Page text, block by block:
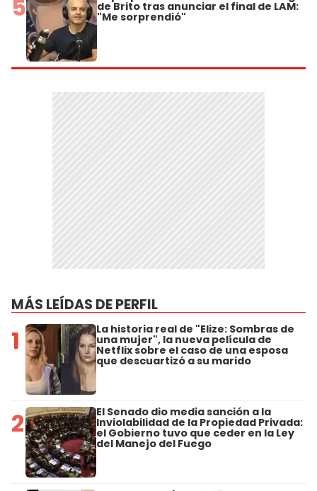
5 de Brito tras anunciar el final de LAM:
"Me sorprendió"
MÁS LEÍDAS DE PERFIL
1 La historia real de "Elize: Sombras de
una mujer", la nueva película de
Netflix sobre el caso de una esposa
que descuartizó a su marido
2 El Senado dio media sanción a la
Inviolabilidad de la Propiedad Privada:
el Gobierno tuvo que ceder en la Ley
del Manejo del Fuego